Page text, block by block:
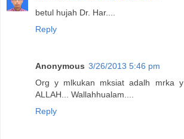
betul hujah Dr. Har....
Reply
Anonymous 3/26/2013 5:46 pm
Org y mlkukan mksiat adalh mrka
ALLAH... Wallahhualam....
Reply